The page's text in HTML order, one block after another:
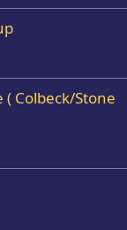
Colbeck/Stone